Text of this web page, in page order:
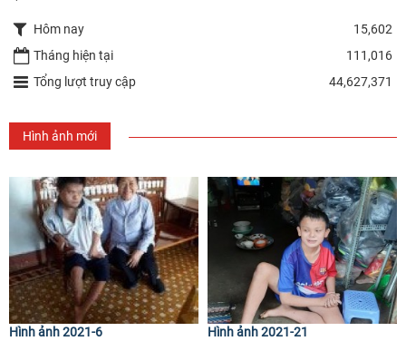
Hôm nay
15,602
Tháng hiện tại
111,016
Tổng lượt truy cập
44,627,371
Hình ảnh mới
Hình ảnh 2021-6 Hình ảnh 2021-21